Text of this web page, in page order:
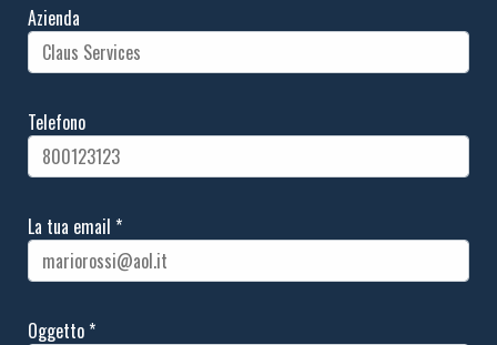
Azienda
Telefono
La tua email *
Oggetto*